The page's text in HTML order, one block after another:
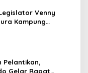
Venny
Kampung
Pelantikan,
Gelar Rapat